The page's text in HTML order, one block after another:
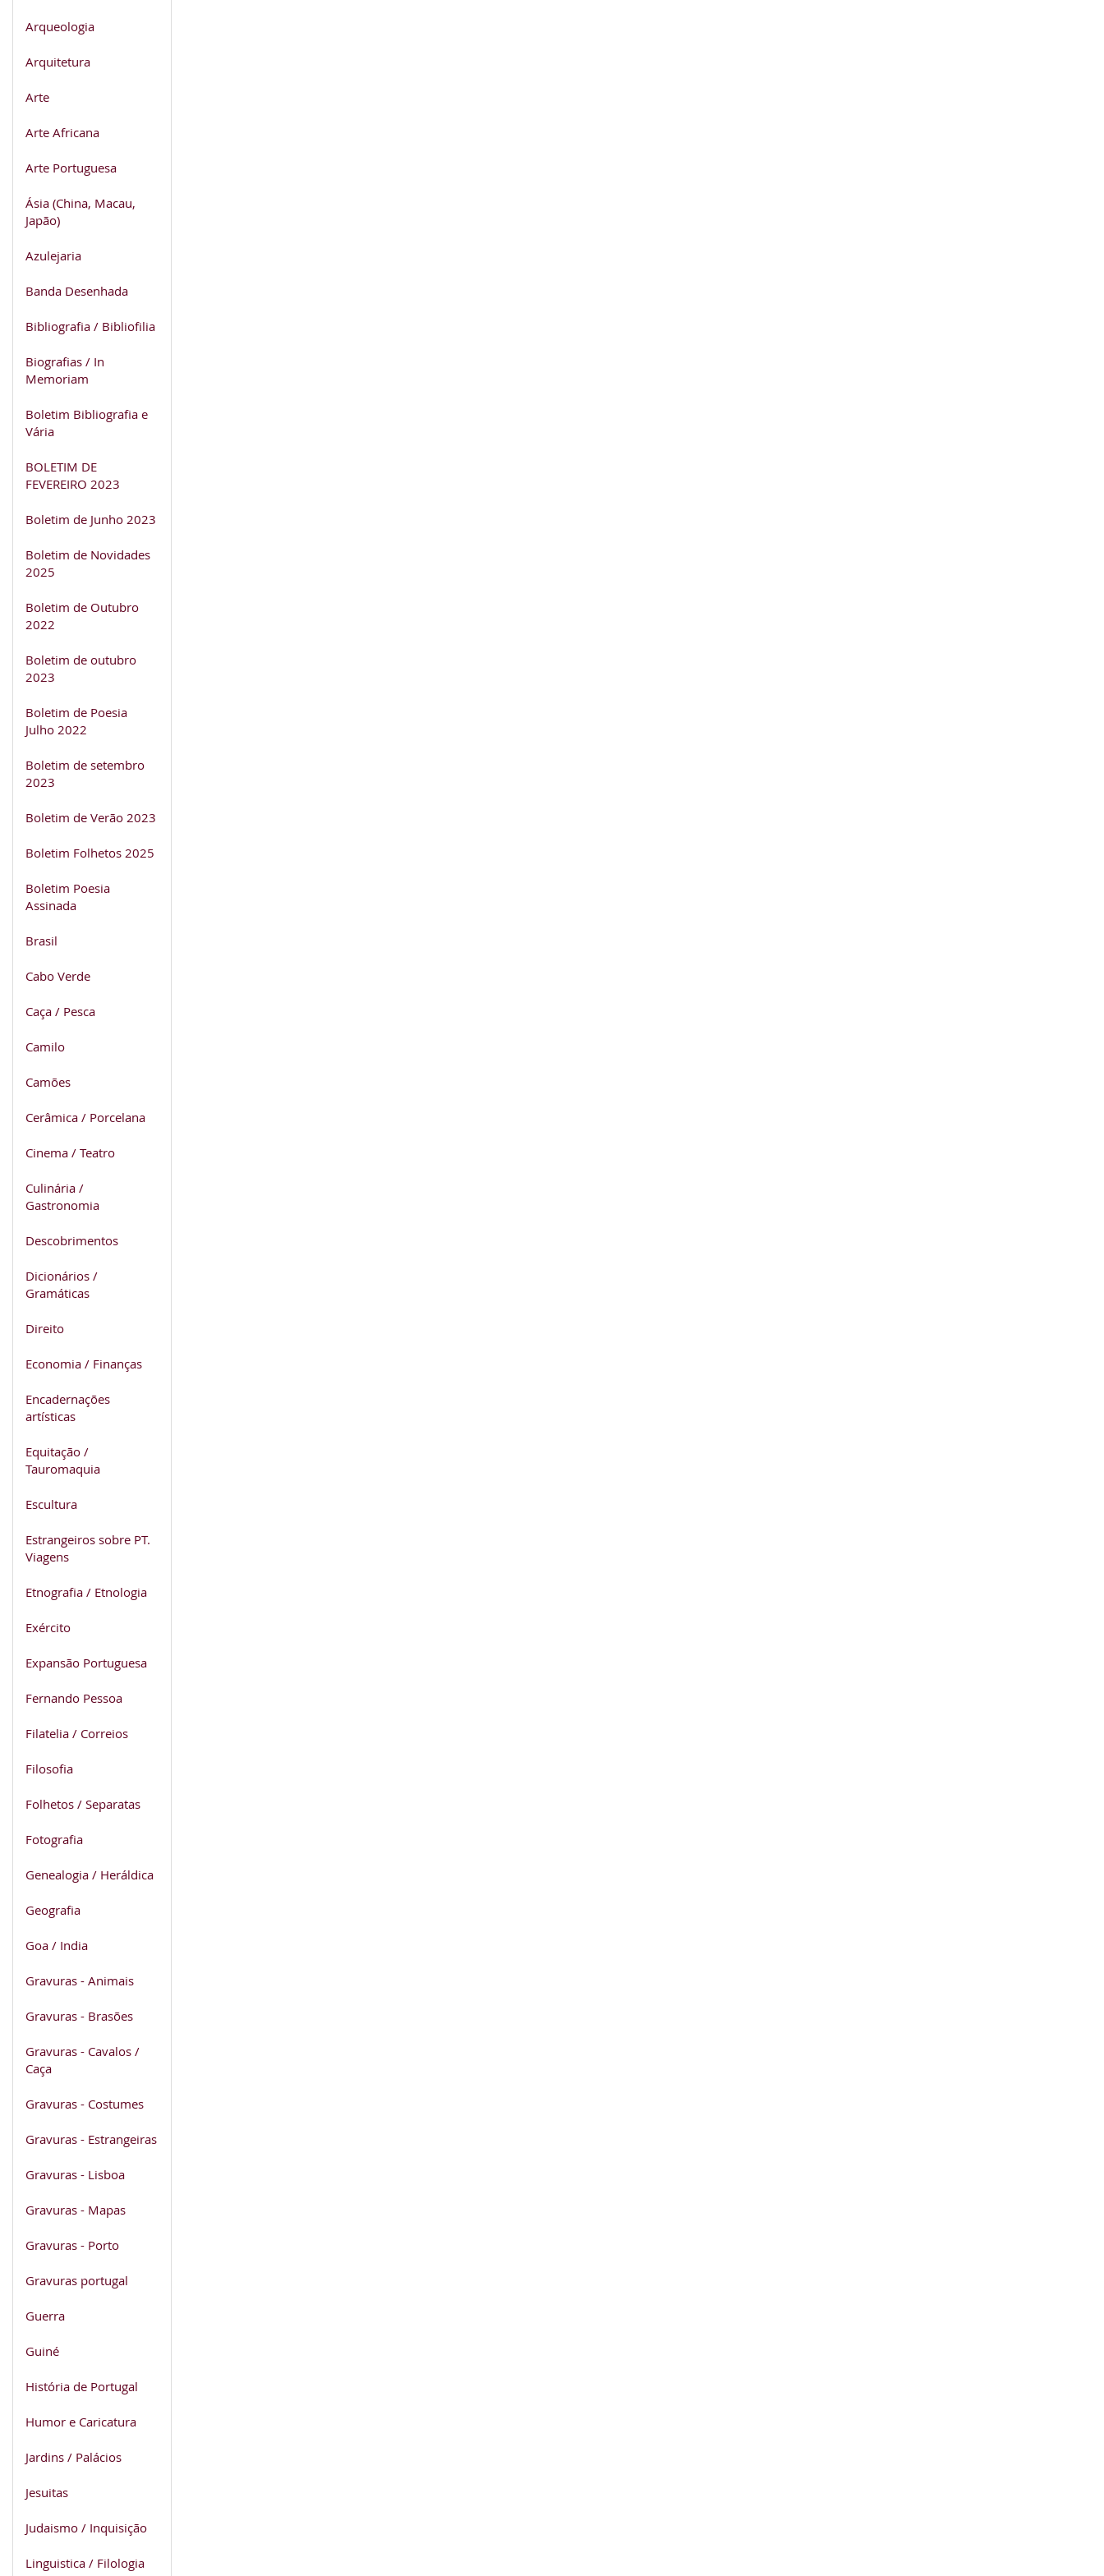
Arqueologia
Arquitetura
Arte
Arte Africana
Arte Portuguesa
Ásia (China, Macau,
Japão)
Azulejaria
Banda Desenhada
Bibliografia / Bibliofilia
Biografias / In
Memoriam
Boletim Bibliografia e
Vária
BOLETIM DE
FEVEREIRO 2023
Boletim de Junho 2023
Boletim de Novidades
2025
Boletim de Outubro
2022
Boletim de outubro
2023
Boletim de Poesia
Julho 2022
Boletim de setembro
2023
Boletim de Verão 2023
Boletim Folhetos 2025
Boletim Poesia
Assinada
Brasil
Cabo Verde
Caça / Pesca
Camilo
Camões
Cerâmica / Porcelana
Cinema / Teatro
Culinária /
Gastronomia
Descobrimentos
Dicionários /
Gramáticas
Direito
Economia / Finanças
Encadernações
artísticas
Equitação /
Tauromaquia
Escultura
Estrangeiros sobre PT.
Viagens
Etnografia / Etnologia
Exército
Expansão Portuguesa
Fernando Pessoa
Filatelia / Correios
Filosofia
Folhetos / Separatas
Fotografia
Genealogia / Heráldica
Geografia
Goa / India
Gravuras - Animais
Gravuras - Brasões
Gravuras - Cavalos /
Caça
Gravuras - Costumes
Gravuras - Estrangeiras
Gravuras - Lisboa
Gravuras - Mapas
Gravuras - Porto
Gravuras portugal
Guerra
Guiné
História de Portugal
Humor e Caricatura
Jardins / Palácios
Jesuitas
Judaismo / Inquisição
Linguistica / Filologia